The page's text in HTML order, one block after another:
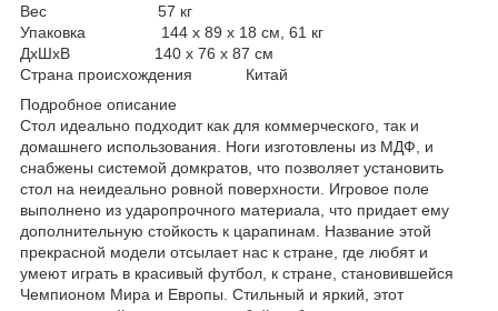
Вес 57 кг
Упаковка 144 х 89 х 18 см, 61 кг
ДхШхВ 140 x 76 x 87 см
Страна происхождения Китай
Подробное описание
Стол идеально подходит как для коммерческого, так и
домашнего использования. Ноги изготовлены из МДФ, и
снабжены системой домкратов, что позволяет установить
стол на неидеально ровной поверхности. Игровое поле
выполнено из ударопрочного материала, что придает ему
дополнительную стойкость к царапинам. Название этой
прекрасной модели отсылает нас к стране, где любят и
умеют играть в красивый футбол, к стране, становившейся
Чемпионом Мира и Европы. Стильный и яркий, этот